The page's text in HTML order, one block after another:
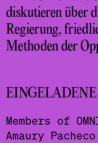
diskutieren über
Regierung,
Methoden der
EINGELADENE
Members of
Amaury Pacheco